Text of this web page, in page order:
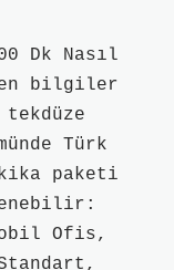
Dk Nasıl
bilgiler
Türk
paketi
Ofis,